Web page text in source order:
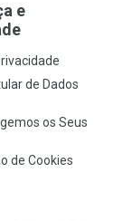
e
de Dados
os Seus
de Cookies